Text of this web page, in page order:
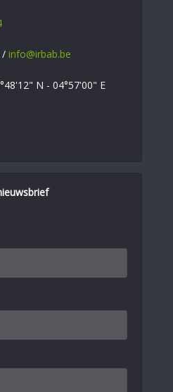
/ info@irbab.be
N - 04°57'00" E